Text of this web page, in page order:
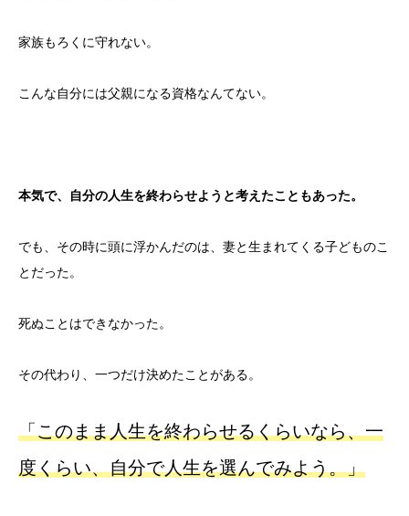
家族もろくに守れない。
こんな自分には父親になる資格なんてない。
本気で、自分の人生を終わらせようと考えたこともあった。
でも、その時に頭に浮かんだのは、妻と生まれてくる子どものこ
とだった。
死ぬことはできなかった。
その代わり、一つだけ決めたことがある。
「このまま人生を終わらせるくらいなら、一
度くらい、自分で人生を選んでみよう。」